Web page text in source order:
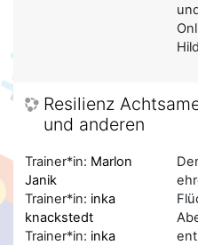
Resilienz
und anderen
Trainer*in: Marlon
Janik
Trainer*in: inka
knackstedt
Trainer*in: inka